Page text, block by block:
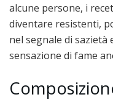
alcune persone, i
diventare resistenti,
nel segnale di sazietà
sensazione di fame